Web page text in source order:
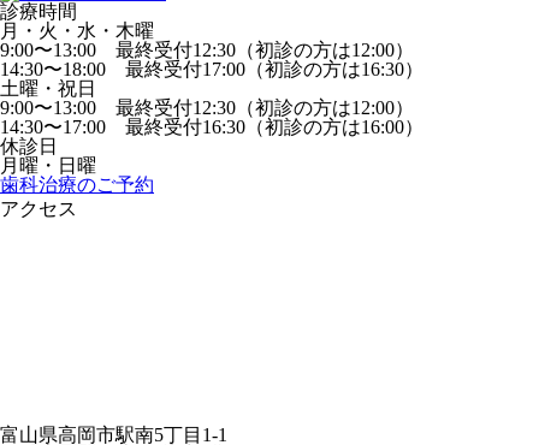
診療時間
月・火・水・木曜
9:00〜13:00 最終受付12:30（初診の方は12:00）
14:30〜18:00 最終受付17:00（初診の方は16:30）
土曜・祝日
9:00〜13:00 最終受付12:30（初診の方は12:00）
14:30〜17:00 最終受付16:30（初診の方は16:00）
休診日
月曜・日曜
歯科治療のご予約
アクセス
富山県高岡市駅南5丁目1-1